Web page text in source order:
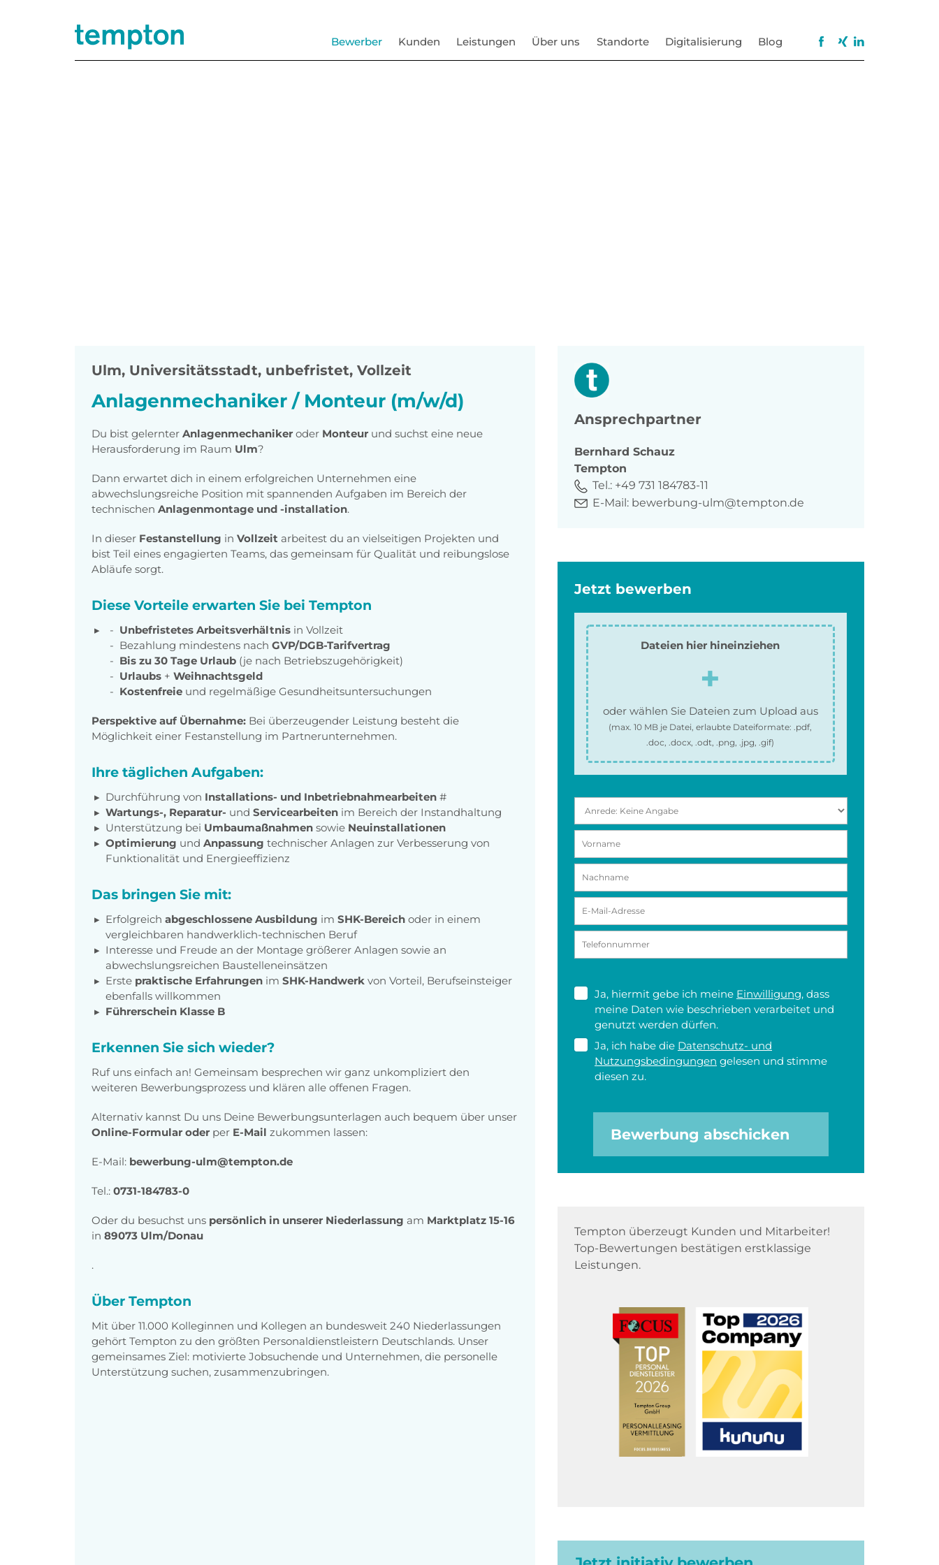
Bewerber Kunden Leistungen Über uns Standorte Digitalisierung Blog
Ulm, Universitätsstadt, unbefristet, Vollzeit
Anlagenmechaniker / Monteur (m/w/d)
Du bist gelernter Anlagenmechaniker oder Monteur und suchst eine neue
Herausforderung im Raum Ulm?
Dann erwartet dich in einem erfolgreichen Unternehmen eine
abwechslungsreiche Position mit spannenden Aufgaben im Bereich der
technischen Anlagenmontage und -installation.
In dieser Festanstellung in Vollzeit arbeitest du an vielseitigen Projekten und
bist Teil eines engagierten Teams, das gemeinsam für Qualität und reibungslose
Abläufe sorgt.
Diese Vorteile erwarten Sie bei Tempton
Unbefristetes Arbeitsverhältnis in Vollzeit
Bezahlung mindestens nach GVP/DGB-Tarifvertrag
Bis zu 30 Tage Urlaub (je nach Betriebszugehörigkeit)
Urlaubs + Weihnachtsgeld
Kostenfreie und regelmäßige Gesundheitsuntersuchungen
Perspektive auf Übernahme: Bei überzeugender Leistung besteht die
Möglichkeit einer Festanstellung im Partnerunternehmen.
Ihre täglichen Aufgaben:
Durchführung von Installations- und Inbetriebnahmearbeiten #
Wartungs-, Reparatur- und Servicearbeiten im Bereich der Instandhaltung
Unterstützung bei Umbaumaßnahmen sowie Neuinstallationen
Optimierung und Anpassung technischer Anlagen zur Verbesserung von
Funktionalität und Energieeffizienz
Das bringen Sie mit:
Erfolgreich abgeschlossene Ausbildung im SHK-Bereich oder in einem
vergleichbaren handwerklich-technischen Beruf
Interesse und Freude an der Montage größerer Anlagen sowie an
abwechslungsreichen Baustelleneinsätzen
Erste praktische Erfahrungen im SHK-Handwerk von Vorteil, Berufseinsteiger
ebenfalls willkommen
Führerschein Klasse B
Erkennen Sie sich wieder?
Ruf uns einfach an! Gemeinsam besprechen wir ganz unkompliziert den
weiteren Bewerbungsprozess und klären alle offenen Fragen.
Alternativ kannst Du uns Deine Bewerbungsunterlagen auch bequem über unser
Online-Formular oder per E-Mail zukommen lassen:
E-Mail: bewerbung-ulm@tempton.de
Tel.: 0731-184783-0
Oder du besuchst uns persönlich in unserer Niederlassung am Marktplatz 15-16
in 89073 Ulm/Donau
.
Über Tempton
Mit über 11.000 Kolleginnen und Kollegen an bundesweit 240 Niederlassungen
gehört Tempton zu den größten Personaldienstleistern Deutschlands. Unser
gemeinsames Ziel: motivierte Jobsuchende und Unternehmen, die personelle
Unterstützung suchen, zusammenzubringen.
Ansprechpartner
Bernhard Schauz
Tempton
Tel.: +49 731 184783-11
E-Mail: bewerbung-ulm@tempton.de
Jetzt bewerben
Dateien hier hineinziehen
oder wählen Sie Dateien zum Upload aus
(max.10 MB je Datei, erlaubte Dateiformate:.pdf,
.doc, .docx, .odt, .png, .jpg, .gif)
Ja, hiermit gebe ich meine Einwilligung, dass
meine Daten wie beschrieben verarbeitet und
genutzt werden dürfen.
Ja, ich habe die Datenschutz- und
Nutzungsbedingungen gelesen und stimme
diesen zu.
Bewerbung abschicken
Tempton überzeugt Kunden und Mitarbeiter!
Top-Bewertungen bestätigen erstklassige
Leistungen.